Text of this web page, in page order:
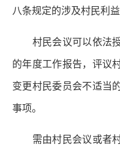
八条规定的涉及村民利益
村民会议可以依法授
的年度工作报告，评议
变更村民委员会不适当
事项。
需由村民会议或者村